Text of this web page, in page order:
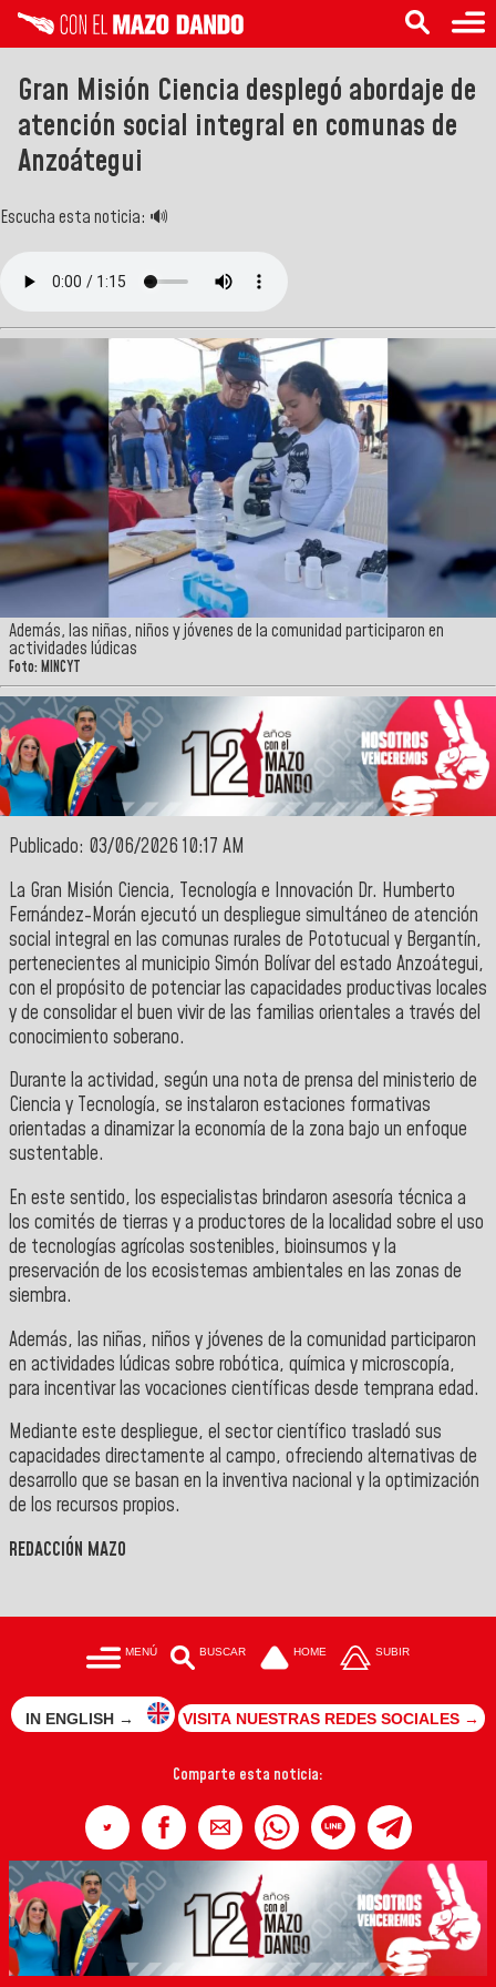
Gran Misión Ciencia desplegó abordaje de
atención social integral en comunas de
Anzoátegui
Escucha esta noticia: 🔊
Además, las niñas, niños y jóvenes de la comunidad participaron en
actividades lúdicas
Foto: MINCYT
Publicado: 03/06/2026 10:17 AM
La Gran Misión Ciencia, Tecnología e Innovación Dr. Humberto
Fernández-Morán ejecutó un despliegue simultáneo de atención
social integral en las comunas rurales de Pototucual y Bergantín,
pertenecientes al municipio Simón Bolívar del estado Anzoátegui,
con el propósito de potenciar las capacidades productivas locales
y de consolidar el buen vivir de las familias orientales a través del
conocimiento soberano.
Durante la actividad, según una nota de prensa del ministerio de
Ciencia y Tecnología, se instalaron estaciones formativas
orientadas a dinamizar la economía de la zona bajo un enfoque
sustentable.
En este sentido, los especialistas brindaron asesoría técnica a
los comités de tierras y a productores de la localidad sobre el uso
de tecnologías agrícolas sostenibles, bioinsumos y la
preservación de los ecosistemas ambientales en las zonas de
siembra.
Además, las niñas, niños y jóvenes de la comunidad participaron
en actividades lúdicas sobre robótica, química y microscopía,
para incentivar las vocaciones científicas desde temprana edad.
Mediante este despliegue, el sector científico trasladó sus
capacidades directamente al campo, ofreciendo alternativas de
desarrollo que se basan en la inventiva nacional y la optimización
de los recursos propios.
REDACCIÓN MAZO
MENÚ BUSCAR HOME SUBIR
IN ENGLISH → VISITA NUESTRAS REDES SOCIALES →
Comparte esta noticia: